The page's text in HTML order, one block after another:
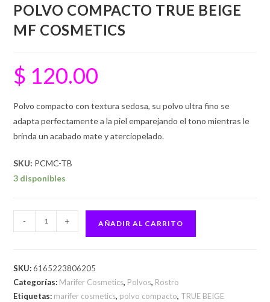
POLVO COMPACTO TRUE BEIGE
MF COSMETICS
$ 120.00
Polvo compacto con textura sedosa, su polvo ultra fino se
adapta perfectamente a la piel emparejando el tono mientras le
brinda un acabado mate y aterciopelado.
SKU: PCMC-TB
3 disponibles
- + AÑADIR AL CARRITO
SKU:6165223806205
Categorías: Marifer Cosmetics, Polvos, Rostro
Etiquetas: marifer cosmetics, polvo compacto, TRUE BEIGE